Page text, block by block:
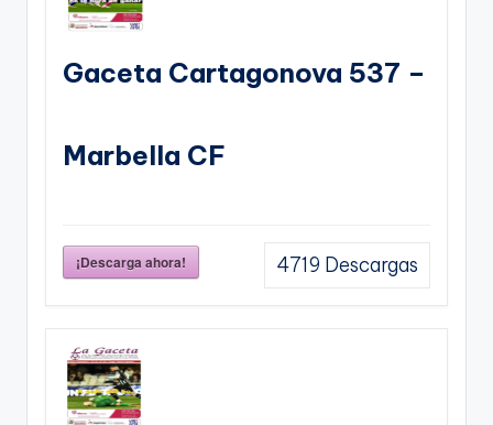
Gaceta Cartagonova 537 –
Marbella CF
¡Descarga ahora! 4719 Descargas